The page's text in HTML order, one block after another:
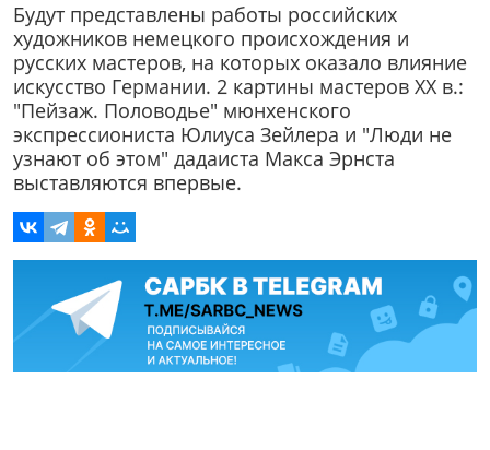
Будут представлены работы российских
художников немецкого происхождения и
русских мастеров, на которых оказало влияние
искусство Германии. 2 картины мастеров XX в.:
"Пейзаж. Половодье" мюнхенского
экспрессиониста Юлиуса Зейлера и "Люди не
узнают об этом" дадаиста Макса Эрнста
выставляются впервые.